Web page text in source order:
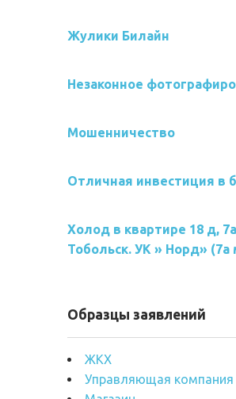
Жулики Билайн
Незаконное
Мошенничество
Отличная инвестиция в
Холод в квартире 18 д,
Тобольск. УК » Норд» (7а
Образцы заявлений
ЖКХ
Управляющая компания